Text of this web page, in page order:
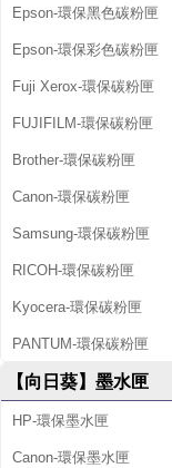
Epson-環保黑色碳粉匣
Epson-環保彩色碳粉匣
Fuji Xerox-環保碳粉匣
FUJIFILM-環保碳粉匣
Brother-環保碳粉匣
Canon-環保碳粉匣
Samsung-環保碳粉匣
RICOH-環保碳粉匣
Kyocera-環保碳粉匣
PANTUM-環保碳粉匣
【向日葵】墨水匣
HP-環保墨水匣
Canon-環保墨水匣